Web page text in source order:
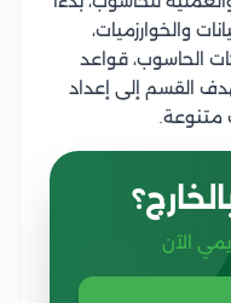
والخوارزميات،
الحاسوب، قواعد
القسم إلى إعداد
متنوعة.
الآن